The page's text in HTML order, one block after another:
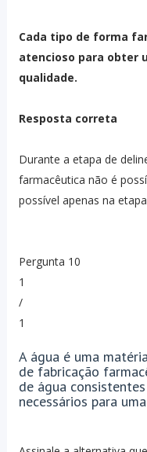
Cada tipo de forma
atencioso para obter
qualidade.
Resposta correta
Durante a etapa de
farmacêutica não é
possível apenas na
Pergunta 10
1
/
1
A água é uma
de fabricação
de água
necessários para